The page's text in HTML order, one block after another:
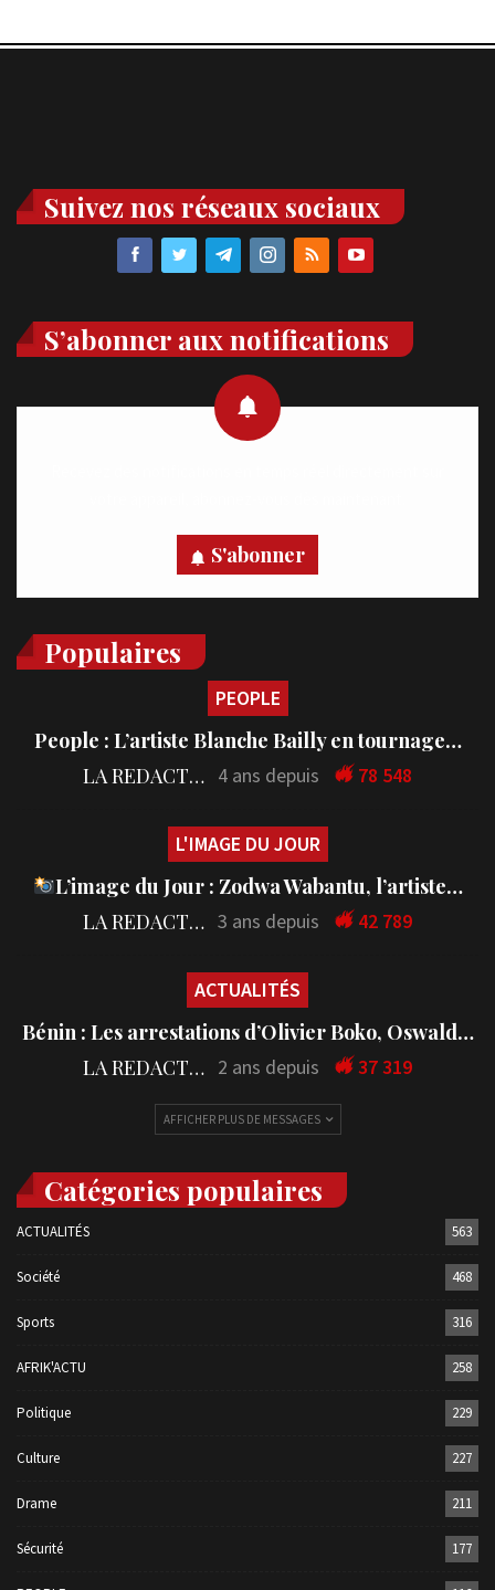
Suivez nos réseaux sociaux
S’abonner aux notifications
S'abonner
Populaires
PEOPLE
People : L’artiste Blanche Bailly en tournage…
LA REDACTION 4 ans depuis 78 548
L'IMAGE DU JOUR
L’image du Jour : Zodwa Wabantu, l’artiste…
LA REDACTION 3 ans depuis 42 789
ACTUALITÉS
Bénin : Les arrestations d’Olivier Boko, Oswald…
LA REDACTION 2 ans depuis 37 319
AFFICHER PLUS DE MESSAGES
Catégories populaires
ACTUALITÉS 563
Société 468
Sports 316
AFRIK'ACTU 258
Politique 229
Culture 227
Drame 211
Sécurité 177